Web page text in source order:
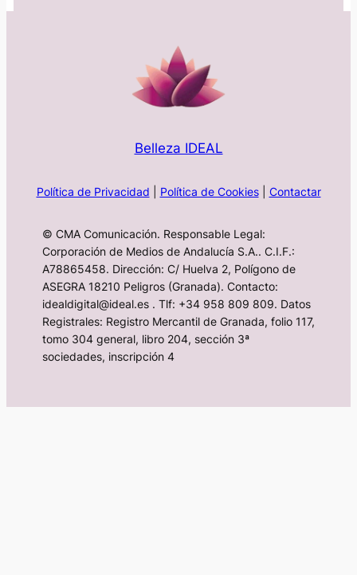
Belleza IDEAL
Política de Privacidad Política de Cookies| Contactar
© CMA Comunicación. Responsable Legal:
Corporación de Medios de Andalucía S.A.. C.I.F.:
A78865458. Dirección: C/ Huelva 2, Polígono de
ASEGRA 18210 Peligros (Granada). Contacto:
idealdigital@ideal.es . Tlf: +34 958 809 809. Datos
Registrales: Registro Mercantil de Granada, folio 117,
tomo 304 general, libro 204, sección 3ª
sociedades, inscripción 4